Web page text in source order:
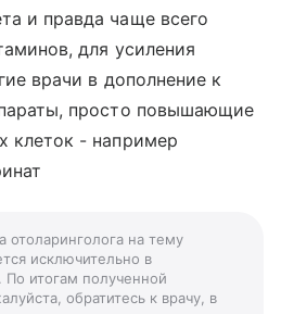
и правда чаще всего
для усиления
врачи в дополнение к
просто повышающие
клеток - например
отоларинголога на тему
исключительно в
По итогам полученной
обратитесь к врачу, в